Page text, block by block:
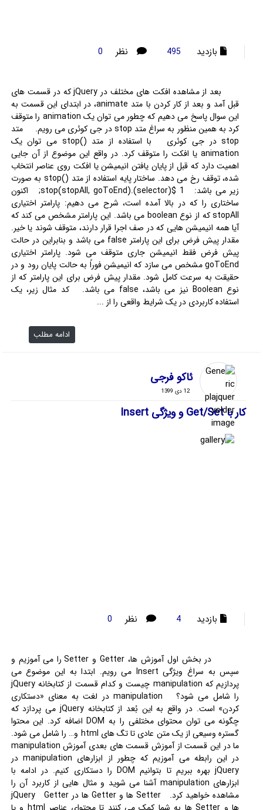
بازدید 495 نظر 0
بعد از مشاهده افکت های مختلف در jQuery که در قسمت های
قبل آمد و بعد از کار کردن با متد animate، در ابتدای این قسمت به
این سوال پاسخ می دهیم که چطور می توان یک animation را متوقف
کرد به همین منظور به سراغ متد stop در جی کوئری می رویم. متد
stop در جی کوئری با استفاده از متد ()stop می توان یک
animation یا افکت را متوقف کرد. در واقع این موضوع از آن جایی
اهمیت دارد که قبل از پایان یافتن انیمیشن یا افکت روی عناصر انتخاب
شده، توقف رخ می دهد. ساختار پایه استفاده از متد ()stop به صورت
زیر می باشد: 1 $(selector).stop(stopAll, goToEnd); اکنون
ساختاری را که در بالا آمده است، شرح می دهیم: پارامتر اختیاری
stopAll که از نوع boolean می باشد. این پارامتر مشخص می کند که
آیا همه انیمیشن هایی که در صف اجرا قرار دارند، متوقف شوند یا خیر.
مقدار پیش فرض برای این پارامتر false می باشد و بنابراین در حالت
پیش فرض فقط انیمیشن جاری متوقف می شود. پارامتر اختیاری
goToEnd مشخص می سازد که انیمیشن فوراً به حالت پایان رود و در
حقیقت به سرعت کامل شود. مقدار پیش فرض برای این پارامتر که از
نوع Boolean نیز می باشد، false می باشد. کد مثال زیر، یک
استفاده کاربردی در یک شرایط واقعی را از ...
ادامه مطلب
ئاکو فرجی
12 دی 1399
کار با Get/Set و ویژگی Insert
بازدید 4 نظر 0
در بخش اول آموزش ها، Getter و Setter را می آموزیم و
سپس به سراغ ویژگی Insert می رویم. ابتدا به این موضوع می
پردازیم که manipulation چیست و کدام قسمت از کتابخانه jQuery
را شامل می شود؟ manipulation در لغت به معنای «دستکاری
کردن» است. در واقع به این بُعد از کتابخانه jQuery می پردازد که
چگونه می توان محتوای مختلفی را به DOM اضافه کرد. این محتوا
گستره وسیعی از یک متن عادی تا تگ های html و… را شامل می شود.
ما در این قسمت از آموزش قسمت های بعدی آموزش manipulation
در این رابطه می آموزیم که چطور از ابزارهای manipulation در
jQuery بهره ببریم تا بتوانیم DOM را دستکاری کنیم. در ادامه با
ابزارهای manipulation آشنا می شوید و مثال هایی از کاربرد آن را
مشاهده خواهید کرد. Setter ها و Getter ها در jQuery Getter